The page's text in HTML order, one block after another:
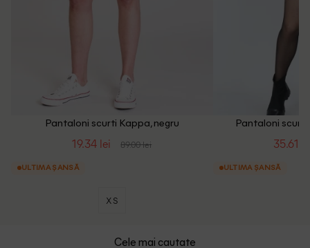
Pantaloni scurti Kappa, negru
19.34 lei 89.00 lei
ULTIMA ȘANSĂ
XS
Pantaloni scurti
35.61
ULTIMA ȘANSĂ
Cele mai cautate